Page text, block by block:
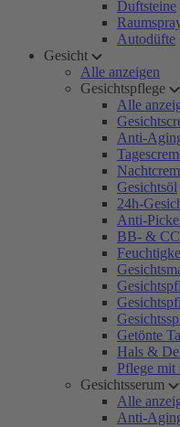
Duftsteine
Autodüfte
Gesicht
Alle anzeigen
Gesichtspflege
Alle
Anti-
Gesichtsöl
24h-
Anti-
BB- &
Getönte
Hals &
Pflege mit
Gesichtsserum
Alle
Anti-